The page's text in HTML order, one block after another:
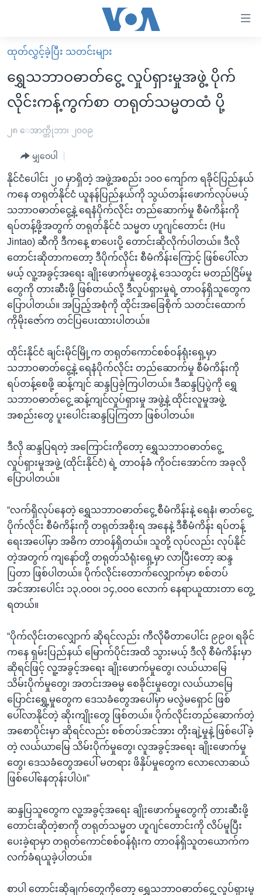
လွယ်ကူ
စေ
သည့်
Link
များ
အကြောင်းအရာ
သို့
ကြည့်
စာမျက်နှာ
ကျော်
ကြည့်
ရှာဖွေ
ကျော်
မူလစာမျက်နှာ
မြန်မာ
ကမ္ဘာ့သတင်းများ
နိုင်ငံတကာ
အစ္စရေး-ပါလက်စတိုင်း
ရပ်ဝန်းတခု လမ်းတခု အလွန်
အင်္ဂလိပ်စာလေ့လာမယ်
အမေရိကန်သုံးအီဒီယံ
မကြေးမုံရဲ့ အင်္ဂလိပ်စာ
ရုပ်ရှင်ထဲက အင်္ဂလိပ်စာ
သုတပဒေသာ အင်္ဂလိပ်စာ
အပတ်စဉ်ကဏ္ဍများ
ရေဒီယို
တီဗွီ
ရေဒီယိုနှင့်ရုပ်သံ အချက်အလက်များ
ရေဒီယို/တီဗွီအစီအစဉ်
Learning English
ဗွီအိုအေ လူမှုကွန်ယက်များ
ဘာသာစကားများ
ထုတ်လွှင့်ခဲ့ပြီး သတင်းများ
ရွှေသဘာဝဓာတ်ငွေ့ လှုပ်ရှားမှုအဖွဲ့ ပိုက်
လိုင်းကန့်ကွက်စာ တရုတ်သမ္မတထံ ပို့
၂၈ ေအာက္တိုဘာ၊ ၂၀၀၉
မျှဝေပါ
နိုင်ငံပေါင်း ၂၀ မှာရှိတဲ့ အဖွဲ့အစည်း ၁၀၀ ကျော်က ရခိုင်ပြည်နယ်
ကနေ တရုတ်နိုင်ငံ ယူနန်ပြည်နယ်ကို သွယ်တန်းဖောက်လုပ်မယ့်
သဘာဝဓာတ်ငွေ့နဲ့ ရေနံပိုက်လိုင်း တည်ဆောက်မှု စီမံကိန်းကို
ရပ်တန့်ဖို့အတွက် တရုတ်နိုင်ငံ သမ္မတ ဟူဂျင်တောင်း (Hu
Jintao) ဆီကို ဒီကနေ့ စာပေးပို့ တောင်းဆိုလိုက်ပါတယ်။ ဒီလို
တောင်းဆိုတာကတော့ ဒီပိုက်လိုင်း စီမံကိန်းကြောင့် ဖြစ်ပေါ်လာ
မယ့် လူ့အခွင့်အရေး ချိုးဖောက်မှုတွေနဲ့ ဒေသတွင်း မတည်ငြိမ်မှု
တွေကို တားဆီးဖို့ ဖြစ်တယ်လို့ ဒီလှုပ်ရှားမှုရဲ့ တာဝန်ရှိသူတွေက
ပြောပါတယ်။ အပြည့်အစုံကို ထိုင်းအခြေစိုက် သတင်းထောက်
ကိုမိုးဇော်က တင်ပြပေးထားပါတယ်။
ထိုင်းနိုင်ငံ ချင်းမိုင်မြို့က တရုတ်ကောင်စစ်ဝန်ရုံးရှေ့မှာ
သဘာဝဓာတ်ငွေ့နဲ့ ရေနံပိုက်လိုင်း တည်ဆောက်မှု စီမံကိန်းကို
ရပ်တန့်စေဖို့ ဆန့်ကျင် ဆန္ဒပြခဲ့ကြပါတယ်။ ဒီဆန္ဒပြပွဲကို ရွှေ
သဘာဝဓာတ်ငွေ့ ဆန့်ကျင်လှုပ်ရှားမှု အဖွဲ့နဲ့ ထိုင်းလူမှုအဖွဲ့
အစည်းတွေ ပူးပေါင်းဆန္ဒပြကြတာ ဖြစ်ပါတယ်။
ဒီလို ဆန္ဒပြရတဲ့ အကြောင်းကိုတော့ ရွှေသဘာဝဓာတ်ငွေ့
လှုပ်ရှားမှုအဖွဲ့ (ထိုင်းနိုင်ငံ) ရဲ့ တာဝန်ခံ ကိုဝင်းအောင်က အခုလို
ပြောပါတယ်။
“လက်ရှိလုပ်နေတဲ့ ရွှေသဘာဝဓာတ်ငွေ့ စီမံကိန်းနဲ့ ရေနံ၊ ဓာတ်ငွေ့
ပိုက်လိုင်း စီမံကိန်းကို တရုတ်အစိုးရ အနေနဲ့ ဒီစီမံကိန်း ရပ်တန့်
ရေးအပေါ်မှာ အဓိက တာဝန်ရှိတယ်။ သူတို့ လုပ်လည်း လုပ်နိုင်
တဲ့အတွက် ကျနော်တို့ တရုတ်သံရုံးရှေ့မှာ လာပြီးတော့ ဆန္ဒ
ပြတာ ဖြစ်ပါတယ်။ ပိုက်လိုင်းတောက်လျှောက်မှာ စစ်တပ်
အင်အားပေါင်း ၁၃,၀၀၀၊ ၁၄,၀၀၀ လောက် နေရာယူထားတာ တွေ့
ရတယ်။
“ပိုက်လိုင်းတလျှောက် ဆိုရင်လည်း ကီလိုမီတာပေါင်း ၉၉၀၊ ရခိုင်
ကနေ ရှမ်းပြည်နယ် မြောက်ပိုင်းအထိ သွားမယ့် ဒီလို စီမံကိန်းမှာ
ဆိုရင်ဖြင့် လူ့အခွင့်အရေး ချိုးဖောက်မှုတွေ၊ လယ်ယာမြေ
သိမ်းပိုက်မှုတွေ၊ အတင်းအဓမ္မ စေခိုင်းမှုတွေ၊ လယ်ယာမြေ
ပြောင်းရွှေ့မှုတွေက ဒေသခံတွေအပေါ်မှာ မလွဲမရှောင် ဖြစ်
ပေါ်လာနိုင်တဲ့ ဆိုးကျိုးတွေ ဖြစ်တယ်။ ပိုက်လိုင်းတည်ဆောက်တဲ့
အစောပိုင်းမှာ ဆိုရင်လည်း စစ်တပ်အင်အား တိုးချဲ့မှုနဲ့ ဖြစ်ပေါ်ခဲ့
တဲ့ လယ်ယာမြေ သိမ်းပိုက်မှုတွေ၊ လူအခွင့်အရေး ချိုးဖောက်မှု
တွေ၊ ဒေသခံတွေအပေါ် မတရား ဖိနှိပ်မှုတွေက လောလောဆယ်
ဖြစ်ပေါ်နေတုန်းပါပဲ။”
ဆန္ဒပြသူတွေက လူ့အခွင့်အရေး ချိုးဖောက်မှုတွေကို တားဆီးဖို့
တောင်းဆိုတဲ့စာကို တရုတ်သမ္မတ ဟူဂျင်တောင်းကို လိပ်မူပြီး
ပေးခဲ့ရာမှာ တရုတ်ကောင်စစ်ဝန်ရုံးက တာဝန်ရှိသူတယောက်က
လက်ခံရယူခဲ့ပါတယ်။
စာပါ တောင်းဆိုချက်တွေကိုတော့ ရွှေသဘာဝဓာတ်ငွေ့ လှုပ်ရှားမှု